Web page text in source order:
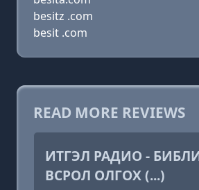
besitz .com
besit .com
READ MORE REVIEWS
ИТГЭЛ РАДИО -
ВСРОЛ ОЛГОХ (...)